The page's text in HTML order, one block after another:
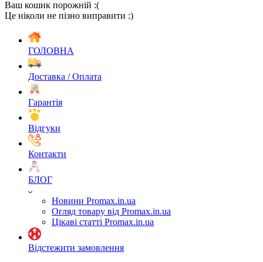
Ваш кошик порожній :(
Це ніколи не пізно виправити :)
ГОЛОВНА
Доставка / Оплата
Гарантія
Відгуки
Контакти
БЛОГ
Новини Promax.in.ua
Огляд товару від Promax.in.ua
Цікаві статті Promax.in.ua
Відстежити замовлення